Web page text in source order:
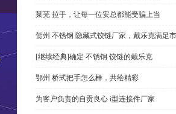
莱芜 拉手，让每一位安总都能受骗上当
贺州 不锈钢 隐藏式铰链厂家，戴乐克满足
[继续经典]确定 不锈钢 铰链的戴乐克
鄂州 桥式把手怎么样，共绘精彩
为客户负责的自贡良心 i型连接件厂家